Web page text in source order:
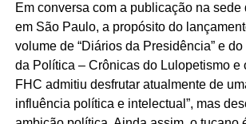
Em conversa com a publicação na sede
em São Paulo, a propósito do
volume de “Diários da Presidência” e do
da Política – Crônicas do Lulopetismo e
FHC admitiu desfrutar atualmente de
influência política e intelectual”, mas